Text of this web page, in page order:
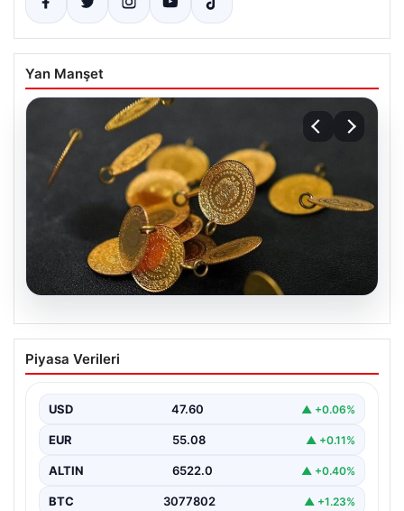
Yan Manşet
05.08.2026
13 Nisan 2026 Altın Fiyatları Güncel
Durum ve Analizler
uluslararası gelişmeler ve jeopolitical riskler nedeniyle
oldukça dalgalı…
Piyasa Verileri
USD 47.60 ▲ +0.06%
EUR 55.08 ▲ +0.11%
ALTIN 6522.0 ▲ +0.40%
BTC 3077802 ▲ +1.23%